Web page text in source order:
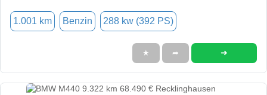
1.001 km Benzin 288 kw (392 PS)
★ ➦ ➜